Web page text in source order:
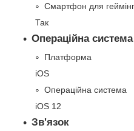
Смартфон для
Так
Операційна система
Платформа
iOS
Операційна система
iOS 12
Зв'язок